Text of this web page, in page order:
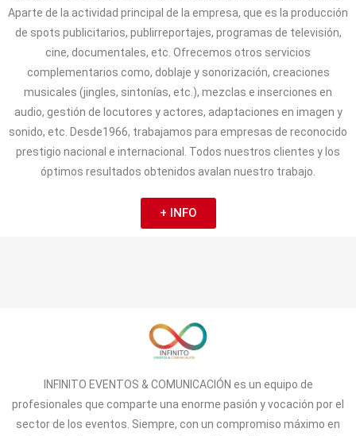
Aparte de la actividad principal de la empresa, que es la producción
de spots publicitarios, publirreportajes, programas de televisión,
cine, documentales, etc. Ofrecemos otros servicios
complementarios como, doblaje y sonorización, creaciones
musicales (jingles, sintonías, etc.), mezclas e inserciones en
audio, gestión de locutores y actores, adaptaciones en imagen y
sonido, etc. Desde1966, trabajamos para empresas de reconocido
prestigio nacional e internacional. Todos nuestros clientes y los
óptimos resultados obtenidos avalan nuestro trabajo.
+ INFO
INFINITO EVENTOS & COMUNICACIÓN es un equipo de
profesionales que comparte una enorme pasión y vocación por el
sector de los eventos. Siempre, con un compromiso máximo en